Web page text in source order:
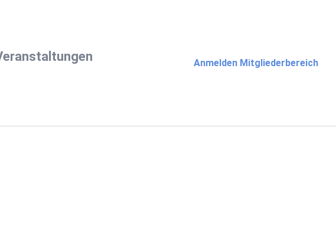
Anmelden Mitgliederbereich